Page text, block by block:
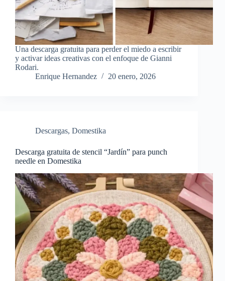
Una descarga gratuita para perder el miedo a escribir
y activar ideas creativas con el enfoque de Gianni
Rodari.
Enrique Hernandez
20 enero, 2026
Descargas, Domestika
Descarga gratuita de stencil “Jardín” para punch
needle en Domestika